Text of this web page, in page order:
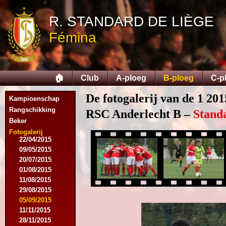
R. STANDARD DE LIÈGE
Fémina
🏠 Club A-ploeg B-ploeg C-
Kampioenschap
Rangschikking
Beker
Fotogalerij
13/08/2014
06/09/2014
27/09/2014
25/10/2014
11/11/2014
15/11/2014
29/11/2014
06/12/2014
20/12/2014
17/01/2015
14/02/2015
21/02/2015
18/04/2015
22/04/2015
09/05/2015
20/07/2015
01/08/2015
11/08/2015
29/08/2015
05/09/2015
11/11/2015
28/11/2015
De fotogalerij van de 1
RSC Anderlecht B –